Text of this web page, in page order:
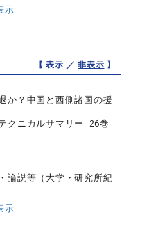
示
【 表示 ／非表示 】
か？中国と西側諸国の援
クニカルサマリー 26巻
論説等（大学・研究所紀
示